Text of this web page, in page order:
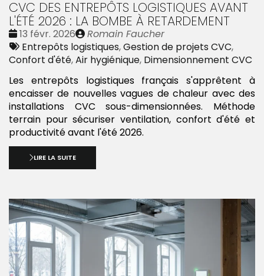
CVC DES ENTREPÔTS LOGISTIQUES AVANT
L'ÉTÉ 2026 : LA BOMBE À RETARDEMENT
Date
:
13 févr. 2026
Publié
par
Romain Faucher
Tags
:
Entrepôts logistiques,Gestion de projets CVC,
Confort d'été,Air hygiénique, Dimensionnement CVC
Les entrepôts logistiques français s'apprêtent à
encaisser de nouvelles vagues de chaleur avec des
installations CVC sous-dimensionnées. Méthode
terrain pour sécuriser ventilation, confort d'été et
productivité avant l'été 2026.
LIRE LA SUITE